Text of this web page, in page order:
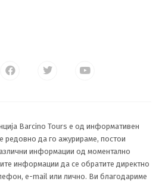
Barcino Tours е од информативен
редовно да го ажурираме, постои
информации од моментално
информации да се обратите директно
e-mail или лично. Ви благодариме